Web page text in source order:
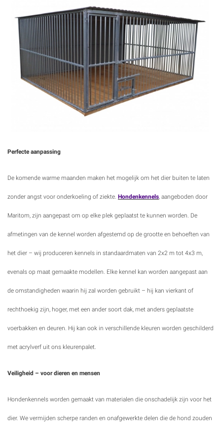
Perfecte aanpassing
De komende warme maanden maken het mogelijk om het dier buiten te laten
zonder angst voor onderkoeling of ziekte. Hondenkennels, aangeboden door
Maritom, zijn aangepast om op elke plek geplaatst te kunnen worden. De
afmetingen van de kennel worden afgestemd op de grootte en behoeften van
het dier – wij produceren kennels in standaardmaten van 2x2 m tot 4x3 m,
evenals op maat gemaakte modellen. Elke kennel kan worden aangepast aan
de omstandigheden waarin hij zal worden gebruikt – hij kan vierkant of
rechthoekig zijn, hoger, met een ander soort dak, met anders geplaatste
voerbakken en deuren. Hij kan ook in verschillende kleuren worden geschilderd
met acrylverf uit ons kleurenpalet.
Veiligheid – voor dieren en mensen
Hondenkennels worden gemaakt van materialen die onschadelijk zijn voor het
dier. We vermijden scherpe randen en onafgewerkte delen die de hond zouden